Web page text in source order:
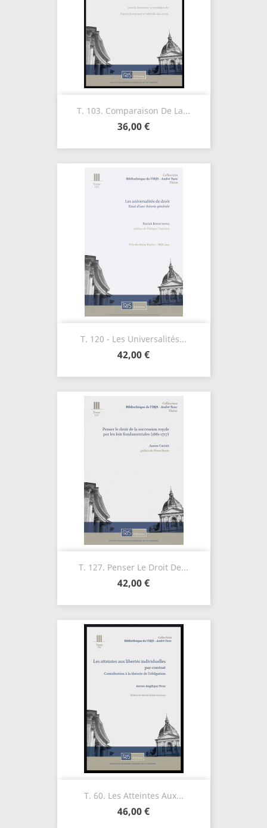
T. 103. Comparaison De La...
36,00 €
T. 120 - Les Universalités...
42,00 €
T. 127. Penser Le Droit De...
42,00 €
T. 60. Les Atteintes Aux...
46,00 €